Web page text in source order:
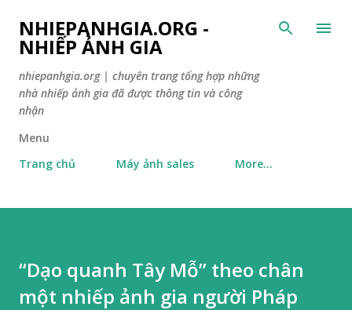
Skip to main content
NHIEPANHGIA.ORG -
NHIẾP ẢNH GIA
nhiepanhgia.org | chuyên trang tổng hợp những
nhà nhiếp ảnh gia đã được thông tin và công
nhận
Menu
Trang chủ
Máy ảnh sales More…
“Dạo quanh Tây Mỗ” theo chân
một nhiếp ảnh gia người Pháp